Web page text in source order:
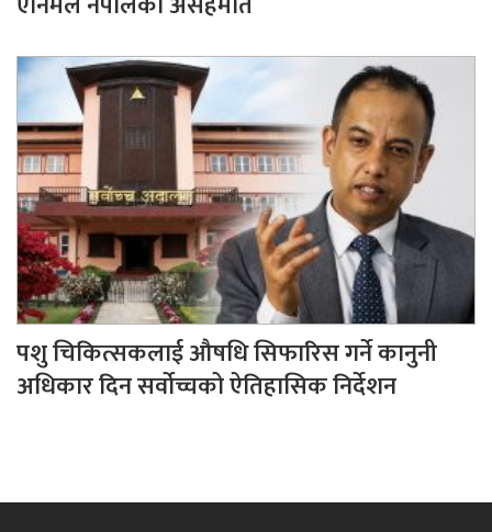
पशु चिकित्सकलाई औषधि सिफारिस गर्ने कानुनी
अधिकार दिन सर्वोच्चको ऐतिहासिक निर्देशन